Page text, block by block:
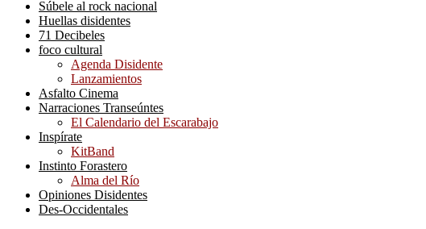
Súbele al rock nacional
Huellas disidentes
71 Decibeles
foco cultural
Agenda Disidente
Lanzamientos
Asfalto Cinema
Narraciones Transeúntes
El Calendario del Escarabajo
Inspírate
KitBand
Instinto Forastero
Alma del Río
Opiniones Disidentes
Des-Occidentales